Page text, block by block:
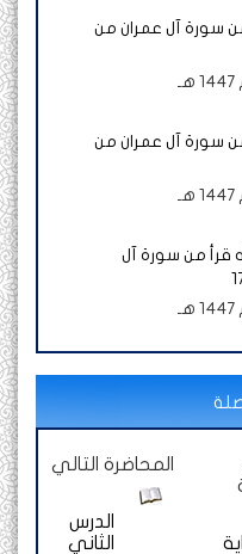
سورة آل عمران من
سورة آل عمران من
قرأ من سورة آل
المحاضرة التالي
الدرس
الثاني